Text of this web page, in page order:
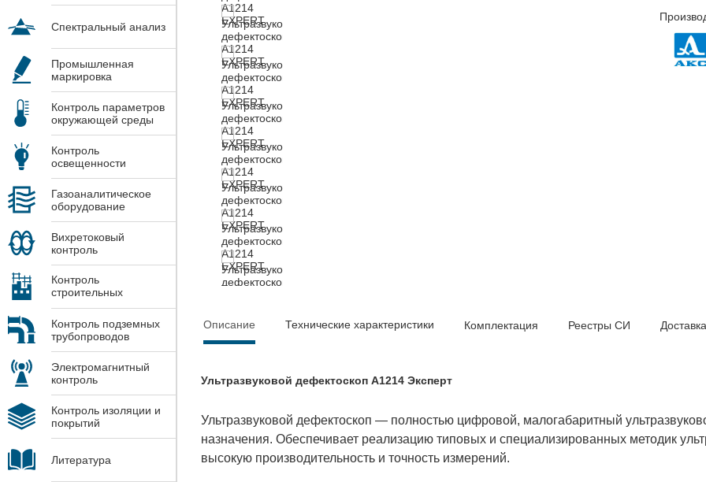
Спектральный анализ
Промышленная
маркировка
Контроль параметров
окружающей среды
Контроль
освещенности
Газоаналитическое
оборудование
Вихретоковый
контроль
Контроль
строительных
Контроль подземных
трубопроводов
Электромагнитный
контроль
Контроль изоляции и
покрытий
Литература
Описание Технические характеристики Комплектация Реестры СИ Доставка
Ультразвуковой дефектоскоп А1214 Эксперт
Ультразвуковой дефектоскоп — полностью цифровой, малогабаритный
назначения. Обеспечивает реализацию типовых и специализированных методик
высокую производительность и точность измерений.